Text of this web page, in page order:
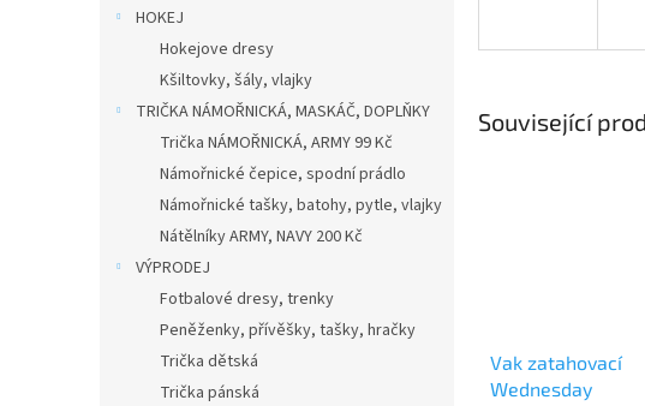
HOKEJ
Hokejove dresy
Kšiltovky, šály, vlajky
TRIČKA NÁMOŘNICKÁ, MASKÁČ, DOPLŇKY
Trička NÁMOŘNICKÁ, ARMY 99 Kč
Námořnické čepice, spodní prádlo
Námořnické tašky, batohy, pytle, vlajky
Nátělníky ARMY, NAVY 200 Kč
VÝPRODEJ
Fotbalové dresy, trenky
Peněženky, přívěšky, tašky, hračky
Trička dětská
Trička pánská
Související
Vak zatahovací
Wednesday